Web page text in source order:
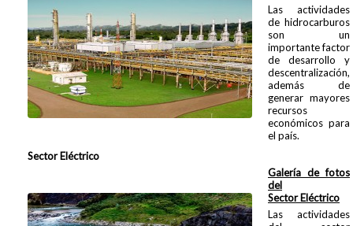
Las actividades
de hidrocarburos
son un
importante factor
de desarrollo y
descentralización,
además de
generar mayores
recursos
económicos para
el país.
Sector Eléctrico
Galería defotos
del
SectorEléctrico
Las actividades